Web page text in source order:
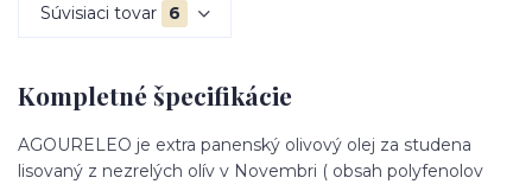
Súvisiaci tovar 6
Kompletné špecifikácie
AGOURELEO je extra panenský olivový olej za studena
lisovaný z nezrelých olív v Novembri ( obsah polyfenolov